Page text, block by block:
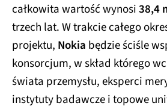
całkowita wartość wynosi38,4
trzech lat. W trakcie całego
projektu, Nokia będzie ściśle
konsorcjum, w skład którego
świata przemysłu, eksperci
instytuty badawcze i topowe